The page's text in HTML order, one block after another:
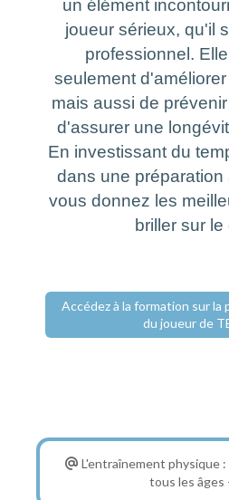
un élément
joueur sérieux, qu'il
professionnel.
seulement
mais aussi de
d'assurer une
En investissant du
dans une
vous donnez les
briller sur le
Accédez à la formation sur la
du joueur de
L'entraînement physique
tous les âges